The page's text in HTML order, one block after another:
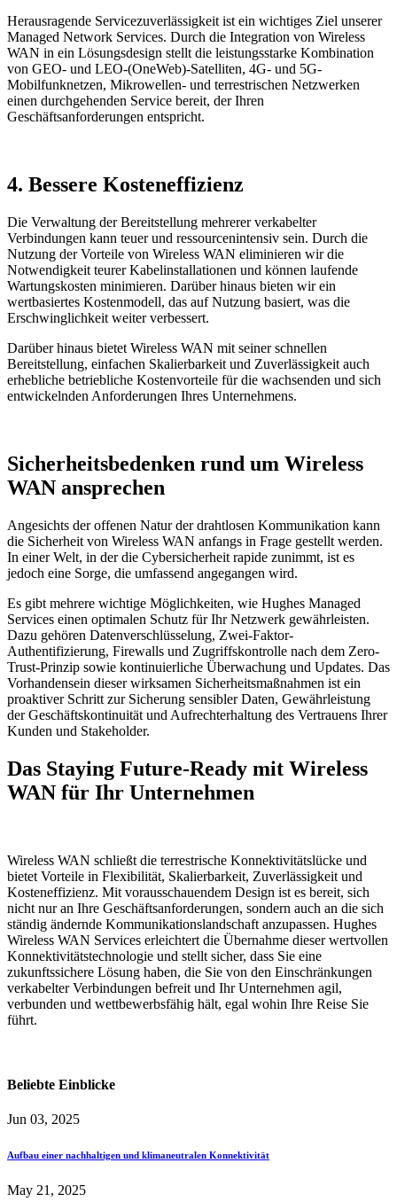
Herausragende Servicezuverlässigkeit ist ein wichtiges Ziel unserer
Managed Network Services. Durch die Integration von Wireless
WAN in ein Lösungsdesign stellt die leistungsstarke Kombination
von GEO- und LEO-(OneWeb)-Satelliten, 4G- und 5G-
Mobilfunknetzen, Mikrowellen- und terrestrischen Netzwerken
einen durchgehenden Service bereit, der Ihren
Geschäftsanforderungen entspricht.
4. Bessere Kosteneffizienz
Die Verwaltung der Bereitstellung mehrerer verkabelter
Verbindungen kann teuer und ressourcenintensiv sein. Durch die
Nutzung der Vorteile von Wireless WAN eliminieren wir die
Notwendigkeit teurer Kabelinstallationen und können laufende
Wartungskosten minimieren. Darüber hinaus bieten wir ein
wertbasiertes Kostenmodell, das auf Nutzung basiert, was die
Erschwinglichkeit weiter verbessert.
Darüber hinaus bietet Wireless WAN mit seiner schnellen
Bereitstellung, einfachen Skalierbarkeit und Zuverlässigkeit auch
erhebliche betriebliche Kostenvorteile für die wachsenden und sich
entwickelnden Anforderungen Ihres Unternehmens.
Sicherheitsbedenken rund um Wireless
WAN ansprechen
Angesichts der offenen Natur der drahtlosen Kommunikation kann
die Sicherheit von Wireless WAN anfangs in Frage gestellt werden.
In einer Welt, in der die Cybersicherheit rapide zunimmt, ist es
jedoch eine Sorge, die umfassend angegangen wird.
Es gibt mehrere wichtige Möglichkeiten, wie Hughes Managed
Services einen optimalen Schutz für Ihr Netzwerk gewährleisten.
Dazu gehören Datenverschlüsselung, Zwei-Faktor-
Authentifizierung, Firewalls und Zugriffskontrolle nach dem Zero-
Trust-Prinzip sowie kontinuierliche Überwachung und Updates. Das
Vorhandensein dieser wirksamen Sicherheitsmaßnahmen ist ein
proaktiver Schritt zur Sicherung sensibler Daten, Gewährleistung
der Geschäftskontinuität und Aufrechterhaltung des Vertrauens Ihrer
Kunden und Stakeholder.
Das Staying Future-Ready mit Wireless
WAN für Ihr Unternehmen
Wireless WAN schließt die terrestrische Konnektivitätslücke und
bietet Vorteile in Flexibilität, Skalierbarkeit, Zuverlässigkeit und
Kosteneffizienz. Mit vorausschauendem Design ist es bereit, sich
nicht nur an Ihre Geschäftsanforderungen, sondern auch an die sich
ständig ändernde Kommunikationslandschaft anzupassen. Hughes
Wireless WAN Services erleichtert die Übernahme dieser wertvollen
Konnektivitätstechnologie und stellt sicher, dass Sie eine
zukunftssichere Lösung haben, die Sie von den Einschränkungen
verkabelter Verbindungen befreit und Ihr Unternehmen agil,
verbunden und wettbewerbsfähig hält, egal wohin Ihre Reise Sie
führt.
Beliebte Einblicke
Jun 03, 2025
Aufbau einer nachhaltigen und klimaneutralen Konnektivität
May 21, 2025